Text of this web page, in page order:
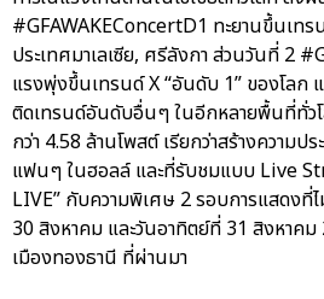
#GFAWAKEConcertD1 ทะยานขึ้นเท
ประเทศมาเลเซีย, ศรีลังกา ส่วนวันที่ 2
แรงพุ่งขึ้นเทรนด์ X “อันดับ 1” ของโลก
ติดเทรนด์อันดับอื่นๆ ในอีกหลายพื้นที่ทั่ว
กว่า 4.58 ล้านโพสต์ เรียกว่าสร้างความป
แฟนๆ ในฮอลล์ และที่รับชมแบบ Live
LIVE” กับความพิเศษ 2 รอบการแสดงที่
30 สิงหาคม และวันอาทิตย์ที่ 31 สิงหา
เมืองทองธานี ที่ผ่านมา